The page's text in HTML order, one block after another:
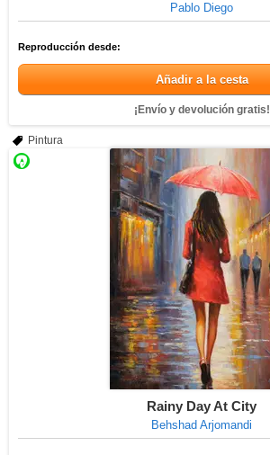
Pablo Diego
Reproducción desde:
Añadir a la cesta
¡Envío y devolución gratis!
Pintura
Rainy Day At City
Behshad Arjomandi